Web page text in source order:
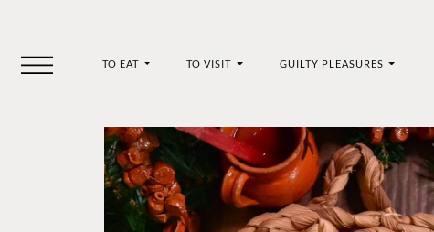
TO EAT TO VISIT GUILTY PLEASURES